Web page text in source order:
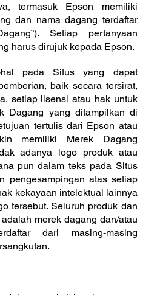
termasuk Epson memiliki
dan nama dagang terdaftar
Setiap pertanyaan
harus dirujuk kepada Epson.
pada Situs yang dapat
baik secara tersirat,
setiap lisensi atau hak untuk
Dagang yang ditampilkan di
tertulis dari Epson atau
memiliki Merek Dagang
adanya logo produk atau
pun dalam teks pada Situs
pengesampingan atas setiap
kekayaan intelektual lainnya
tersebut. Seluruh produk dan
merek dagang dan/atau
dari masing-masing